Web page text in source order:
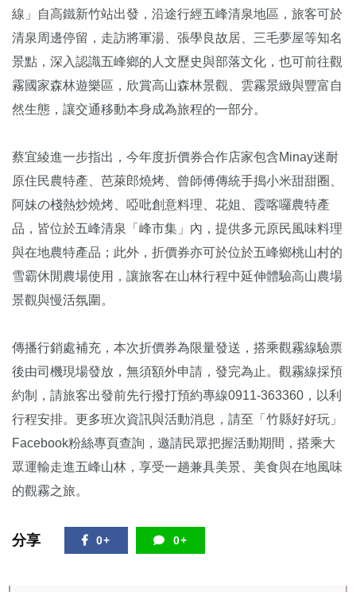
線」自高鐵新竹站出發，沿途行經五峰清泉地區，旅客可於
清泉周邊停留，走訪將軍湯、張學良故居、三毛夢屋等知名
景點，深入認識五峰鄉的人文歷史與部落文化，也可前往觀
霧國家森林遊樂區，欣賞高山森林景觀、雲霧景緻與豐富自
然生態，讓交通移動本身成為旅程的一部分。
蔡宜綾進一步指出，今年度折價券合作店家包含Minay迷耐
原住民農特產、芭萊郎燒烤、曾師傅傳統手搗小米甜甜圈、
阿妹の棧熱炒燒烤、啞吡創意料理、花姐、霞喀囉農特產
品，皆位於五峰清泉「峰市集」內，提供多元原民風味料理
與在地農特產品；此外，折價券亦可於位於五峰鄉桃山村的
雪霸休閒農場使用，讓旅客在山林行程中延伸體驗高山農場
景觀與慢活氛圍。
傳播行銷處補充，本次折價券為限量發送，搭乘觀霧線驗票
後由司機現場發放，無須額外申請，發完為止。觀霧線採預
約制，請旅客出發前先行撥打預約專線0911-363360，以利
行程安排。更多班次資訊與活動消息，請至「竹縣好好玩」
Facebook粉絲專頁查詢，邀請民眾把握活動期間，搭乘大
眾運輸走進五峰山林，享受一趟兼具美景、美食與在地風味
的觀霧之旅。
分享 0+ 0+